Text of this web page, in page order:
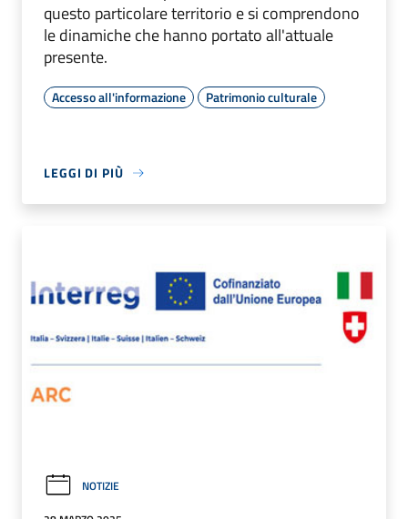
questo particolare territorio e si comprendono
le dinamiche che hanno portato all'attuale
presente.
Accesso all'informazione Patrimonio culturale
LEGGI DI PIÙ
NOTIZIE